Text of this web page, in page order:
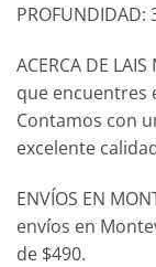
PROFUNDIDAD:
ACERCA DE
que encuentres
Contamos con
excelente
ENVÍOS EN
envíos en
de $490.